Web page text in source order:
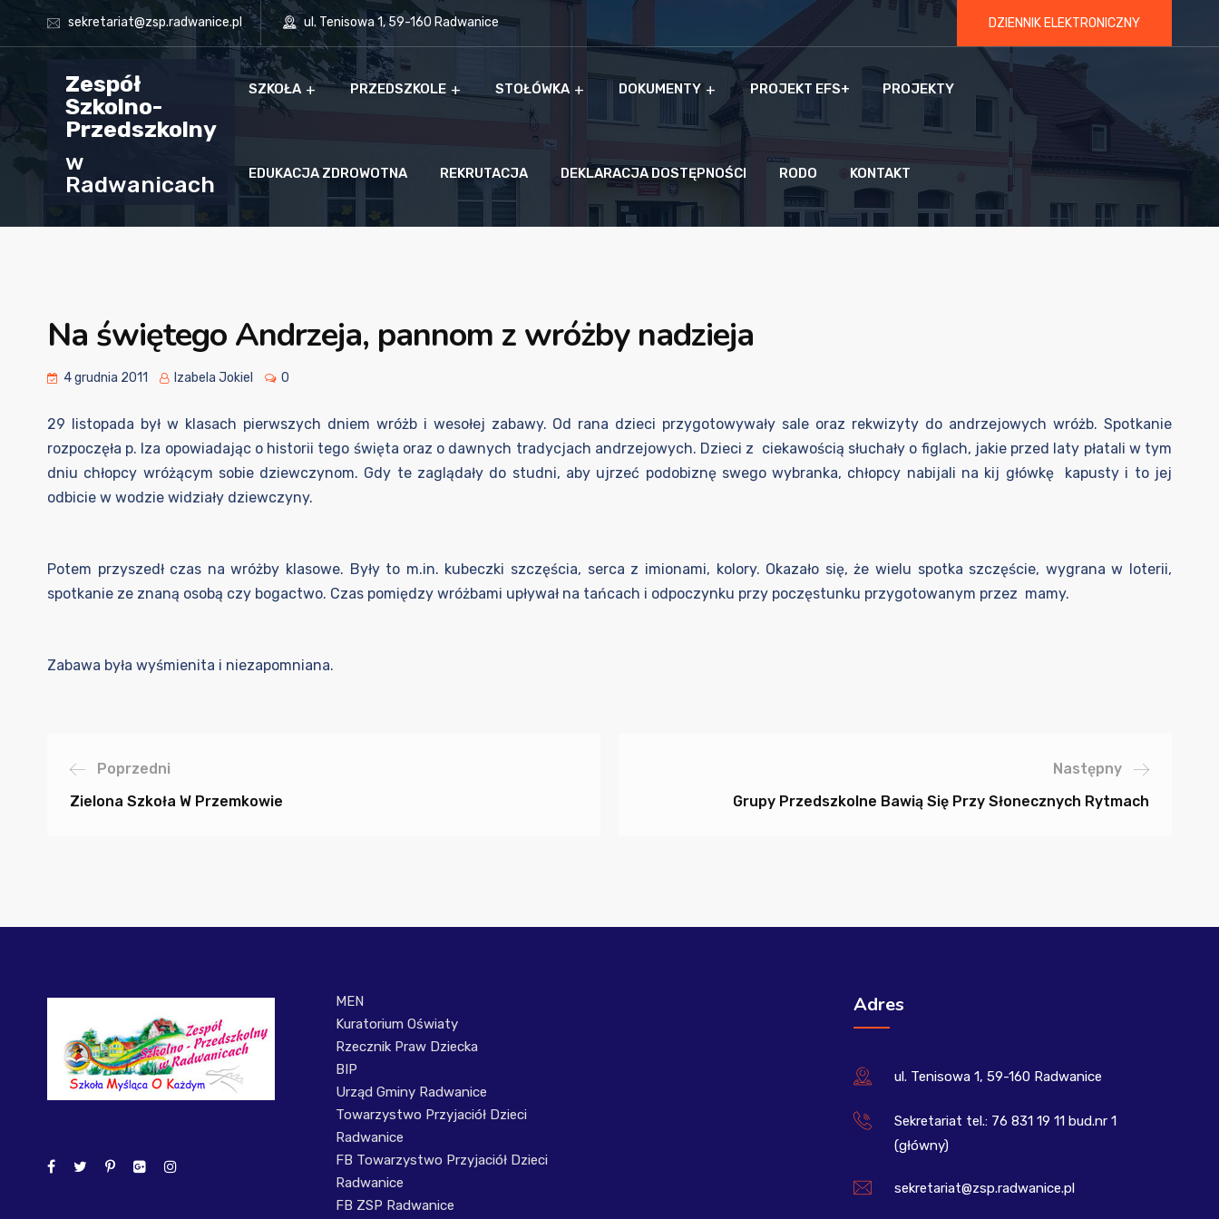
sekretariat@zsp.radwanice.pl ul. Tenisowa 1, 59-160 Radwanice DZIENNIK ELEKTRONICZNY
Zespół
Szkolno-
Przedszkolny
w
Radwanicach
SZKOŁA PRZEDSZKOLE STOŁÓWKA DOKUMENTY PROJEKT EFS+ PROJEKTY
EDUKACJA ZDROWOTNA REKRUTACJA DEKLARACJA DOSTĘPNOŚCI RODO KONTAKT
Na świętego Andrzeja, pannom z wróżby nadzieja
4 grudnia 2011 Izabela Jokiel 0
29 listopada był w klasach pierwszych dniem wróżb i wesołej zabawy. Od rana dzieci przygotowywały sale oraz rekwizyty do andrzejowych wróżb. Spotkanie
rozpoczęła p. Iza opowiadając o historii tego święta oraz o dawnych tradycjach andrzejowych. Dzieci z ciekawością słuchały o figlach, jakie przed laty płatali w tym
dniu chłopcy wróżącym sobie dziewczynom. Gdy te zaglądały do studni, aby ujrzeć podobiznę swego wybranka, chłopcy nabijali na kij główkę kapusty i to jej
odbicie w wodzie widziały dziewczyny.
Potem przyszedł czas na wróżby klasowe. Były to m.in. kubeczki szczęścia, serca z imionami, kolory. Okazało się, że wielu spotka szczęście, wygrana w loterii,
spotkanie ze znaną osobą czy bogactwo. Czas pomiędzy wróżbami upływał na tańcach i odpoczynku przy poczęstunku przygotowanym przez mamy.
Zabawa była wyśmienita i niezapomniana.
Poprzedni
Zielona Szkoła W Przemkowie
Następny
Grupy Przedszkolne Bawią Się Przy Słonecznych Rytmach
MEN
Kuratorium Oświaty
Rzecznik Praw Dziecka
BIP
Urząd Gminy Radwanice
Towarzystwo Przyjaciół Dzieci
Radwanice
FB Towarzystwo Przyjaciół Dzieci
Radwanice
FB ZSP Radwanice
Adres
ul. Tenisowa 1, 59-160 Radwanice
Sekretariat tel.: 76 831 19 11 bud.nr 1
(główny)
sekretariat@zsp.radwanice.pl